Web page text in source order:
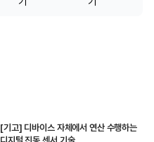
[기고] 디바이스 자체에서 연산 수행하는